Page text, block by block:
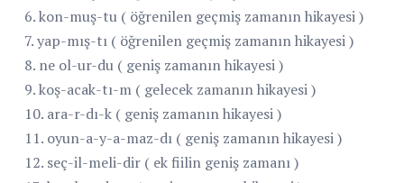
6. kon-muş-tu ( öğrenilen geçmiş zamanın hikayesi )
7. yap-mış-tı ( öğrenilen geçmiş zamanın hikayesi )
8. ne ol-ur-du ( geniş zamanın hikayesi )
9. koş-acak-tı-m ( gelecek zamanın hikayesi )
10. ara-r-dı-k ( geniş zamanın hikayesi )
11. oyun-a-y-a-maz-dı ( geniş zamanın hikayesi )
12. seç-il-meli-dir ( ek fiilin geniş zamanı )